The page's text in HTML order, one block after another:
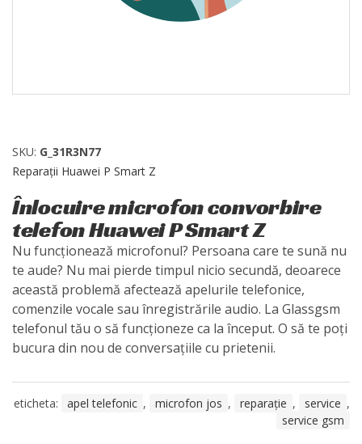
SKU: G_31R3N77
Reparații Huawei P Smart Z
Înlocuire microfon convorbire
telefon Huawei P Smart Z
Nu funcționează microfonul? Persoana care te sună nu
te aude? Nu mai pierde timpul nicio secundă, deoarece
această problemă afectează apelurile telefonice,
comenzile vocale sau înregistrările audio. La Glassgsm
telefonul tău o să funcționeze ca la început. O să te poți
bucura din nou de conversațiile cu prietenii.
eticheta: apel telefonic , microfon jos , reparație , service ,
service gsm